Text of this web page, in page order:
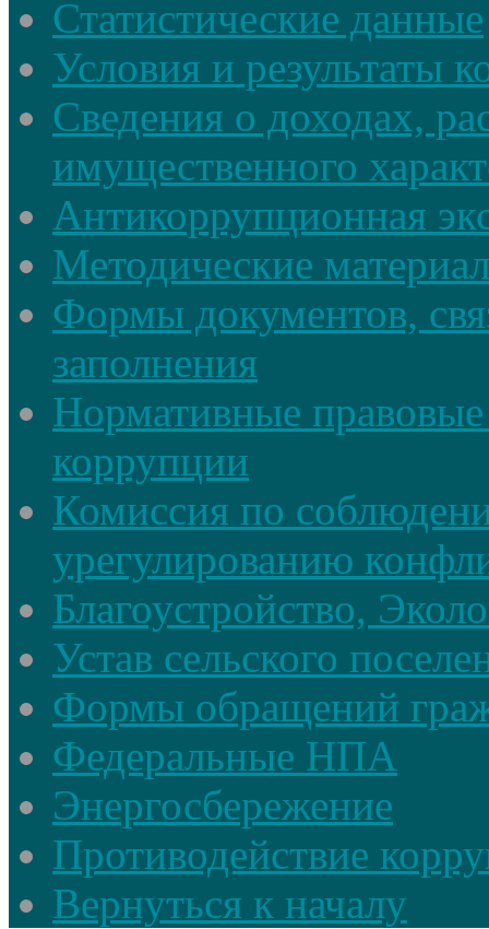
Статистические данные
Условия и результаты
Сведения о доходах,
имущественного
Антикоррупционная
Методические
Формы документов,
заполнения
Нормативные
коррупции
Комиссия по
урегулированию
Благоустройство,
Устав сельского
Формы обращений
Федеральные НПА
Энергосбережение
Противодействие
Вернуться к началу